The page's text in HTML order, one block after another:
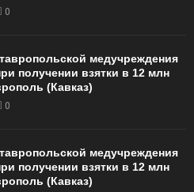
0
медучреждения
получении взятки в 12 млн
(Кавказ)
0
медучреждения
получении взятки в 12 млн
(Кавказ)